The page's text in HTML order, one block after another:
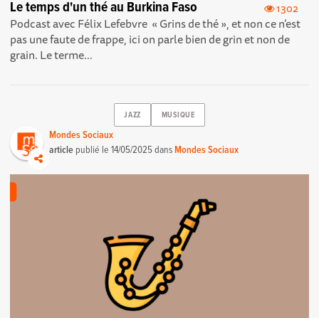
1302
Le temps d'un thé au Burkina Faso
Podcast avec Félix Lefebvre « Grins de thé », et non ce n’est
pas une faute de frappe, ici on parle bien de grin et non de
grain. Le terme...
JAZZ MUSIQUE
Mondes Sociaux
article publié le14/05/2025dansMondes Sociaux